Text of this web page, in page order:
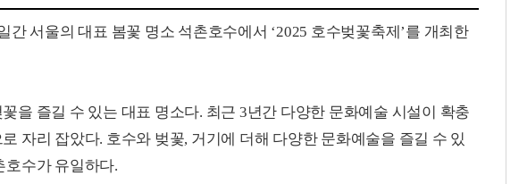
간 서울의 대표 봄꽃 명소 석촌호수에서 ‘2025 호수벚꽃축제’를 개최한
을 즐길 수 있는 대표 명소다. 최근 3년간 다양한 문화예술 시설이 확충
자리 잡았다. 호수와 벚꽃, 거기에 더해 다양한 문화예술을 즐길 수 있
호수가 유일하다.